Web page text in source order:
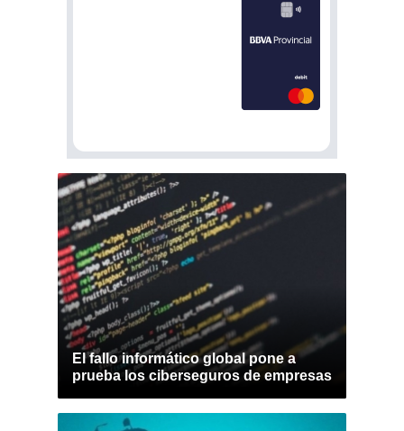
El fallo informático global pone a
prueba los ciberseguros de empresas